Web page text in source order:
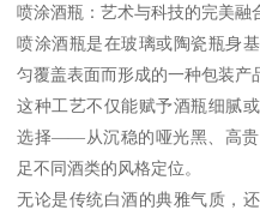
喷涂酒瓶：艺术与科技的完美融
喷涂酒瓶是在玻璃或陶瓷瓶身
匀覆盖表面而形成的一种包装产
这种工艺不仅能赋予酒瓶细腻
选择——从沉稳的哑光黑、高
足不同酒类的风格定位。
无论是传统白酒的典雅气质，